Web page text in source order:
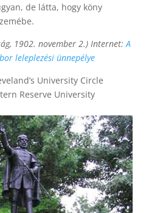
de látta, hogy köny
1902. november 2.) Internet:A
leleplezési ünnepélye
University Circle
Reserve University